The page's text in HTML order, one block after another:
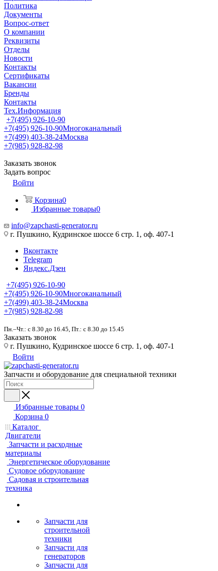
Политика
Документы
Вопрос-ответ
О компании
Реквизиты
Отделы
Новости
Контакты
Сертификаты
Вакансии
Бренды
Контакты
Тех.Информация
+7(495) 926-10-90
+7(495) 926-10-90Многоканальный
+7(499) 403-38-24Москва
+7(985) 928-82-98
Заказать звонок
Задать вопрос
Войти
Корзина0
Избранные товары0
info@zapchasti-generator.ru
г. Пушкино, Кудринское шоссе 6 стр. 1, оф. 407-1
Вконтакте
Telegram
Яндекс.Дзен
+7(495) 926-10-90
+7(495) 926-10-90Многоканальный
+7(499) 403-38-24Москва
+7(985) 928-82-98
Пн.–Чт.: с 8.30 до 16.45, Пт.: с 8.30 до 15.45
Заказать звонок
г. Пушкино, Кудринское шоссе 6 стр. 1, оф. 407-1
Войти
Запчасти и оборудование для специальной техники
Избранные товары 0
Корзина 0
Каталог
Двигатели
Запчасти и расходные
материалы
Энергетическое оборудование
Судовое оборудование
Садовая и строительная
техника
Запчасти для
строительной
техники
Запчасти для
генераторов
Запчасти для